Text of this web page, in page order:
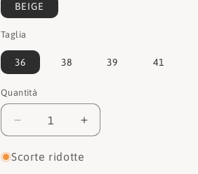
BEIGE
Taglia
36 38 39 41
Quantità
Quantità
Diminuisci
quantità
per
Aumenta
quantità
per
Scorte ridotte